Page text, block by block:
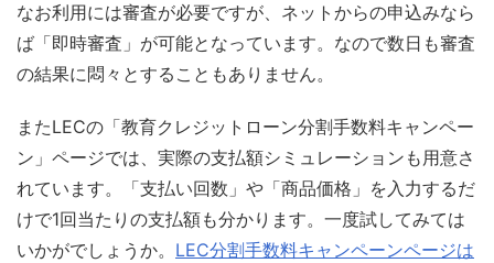
なお利用には審査が必要ですが、ネットからの申込みなら
ば「即時審査」が可能となっています。なので数日も審査
の結果に悶々とすることもありません。
またLECの「教育クレジットローン分割手数料キャンペー
ン」ページでは、実際の支払額シミュレーションも用意さ
れています。「支払い回数」や「商品価格」を入力するだ
けで1回当たりの支払額も分かります。一度試してみては
いかがでしょうか。 LEC分割手数料キャンペーンページは